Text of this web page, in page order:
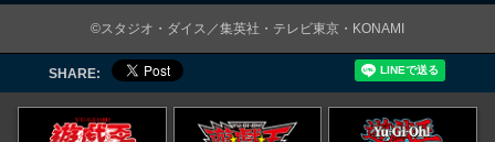
©スタジオ・ダイス／集英社・テレビ東京・KONAMI
SHARE: